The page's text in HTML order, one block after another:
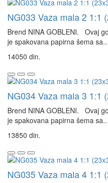
NG033 Vaza mala 2 1:1
Brend NINA GOBLENI. Ovaj
je spakovana papirna šema sa..
14050 din.
NG034 Vaza mala 3 1:1
Brend NINA GOBLENI. Ovaj
je spakovana papirna šema sa..
13850 din.
NG035 Vaza mala 4 1:1